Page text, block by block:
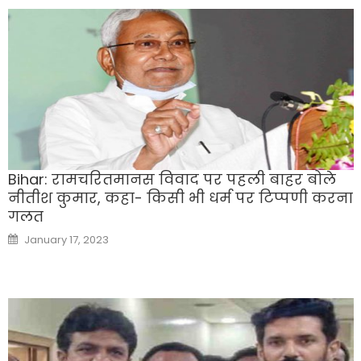
Bihar: रामचरितमानस विवाद पर पहली बाहर बोले
नीतीश कुमार, कहा- किसी भी धर्म पर टिप्पणी करना
गलत
Posted
on
January 17, 2023